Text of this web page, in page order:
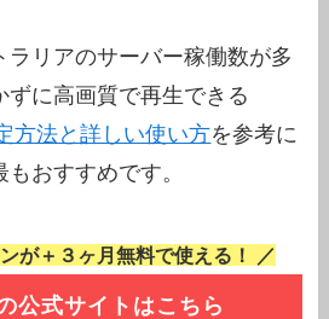
ラリアのサーバー稼働数が多
ずに高画質で再生できる
方法と詳しい使い方を参考に
おすすめです。
が＋３ヶ月無料で使える！ ／
公式サイトはこちら